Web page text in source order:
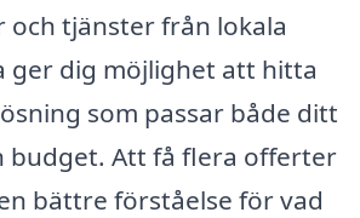
och tjänster från lokala
ger dig möjlighet att hitta
som passar både ditt
budget. Att få flera offerter
bättre förståelse för vad